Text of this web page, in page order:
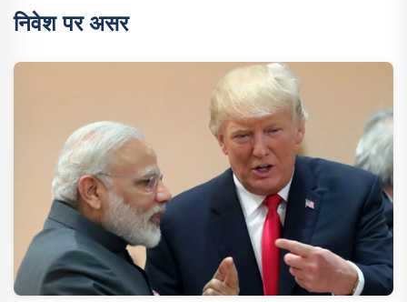
निवेश पर असर